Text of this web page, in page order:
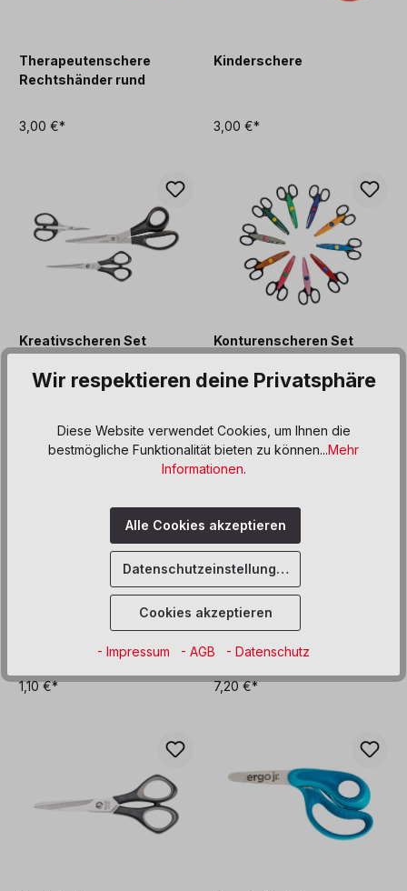
Therapeutenschere
Rechtshänder rund
3,00 €*
Kinderschere
3,00 €*
Kreativscheren Set Konturenscheren Set
Bastelschere rund,
1,10 €*
Silhouettenscheren
7,20 €*
Wir respektieren deine Privatsphäre
Diese Website verwendet Cookies, um Ihnen die
bestmögliche Funktionalität bieten zu können...Mehr
Informationen.
Alle Cookies akzeptieren
Datenschutzeinstellungen
Cookies akzeptieren
- Impressum - AGB - Datenschutz